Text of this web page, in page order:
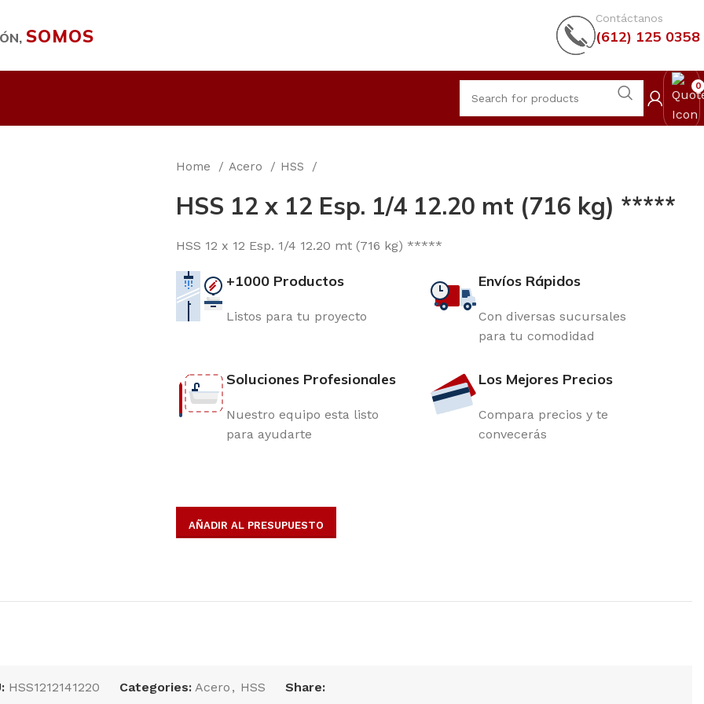
SOMOS
Contáctanos
(612) 125 0358
0
Home Acero HSS
HSS 12 x 12 Esp. 1/4 12.20 mt (716 kg) *****
HSS 12 x 12 Esp. 1/4 12.20 mt (716 kg) *****
+1000 Productos
Listos para tu proyecto
Envíos Rápidos
Con diversas sucursales
para tu comodidad
Soluciones Profesionales
Nuestro equipo esta listo
para ayudarte
Los Mejores Precios
Compara precios y te
convecerás
AÑADIR AL PRESUPUESTO
HSS1212141220 Categories: Acero , HSS Share: